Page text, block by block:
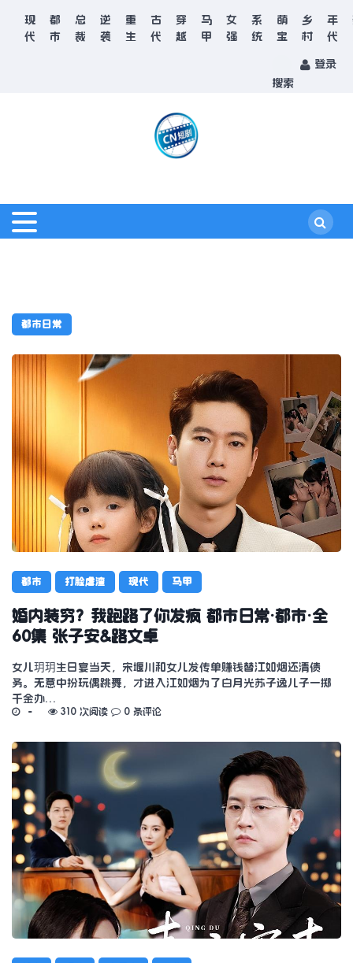
现
代
都
市
总
裁
逆
袭
重
生
古
代
穿
越
马
甲
女
强
系
统
萌
宝
乡
村
年
代
搜索
登录
都市日常
都市 打脸虐渣 现代 马甲
婚内装穷？我跑路了你发疯 都市日常·都市·全
60集 张子安&路文卓
女儿玥玥生日宴当天，宋堰川和女儿发传单赚钱替江如烟还清债
务。无意中扮玩偶跳舞，才进入江如烟为了白月光苏子逸儿子一掷
千金办…
310 次阅读 0 条评论